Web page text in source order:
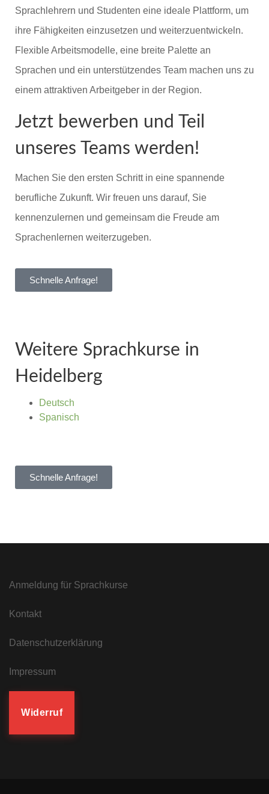
Sprachlehrern und Studenten eine ideale Plattform, um
ihre Fähigkeiten einzusetzen und weiterzuentwickeln.
Flexible Arbeitsmodelle, eine breite Palette an
Sprachen und ein unterstützendes Team machen uns zu
einem attraktiven Arbeitgeber in der Region.
Jetzt bewerben und Teil
unseres Teams werden!
Machen Sie den ersten Schritt in eine spannende
berufliche Zukunft. Wir freuen uns darauf, Sie
kennenzulernen und gemeinsam die Freude am
Sprachenlernen weiterzugeben.
Schnelle Anfrage!
Weitere Sprachkurse in
Heidelberg
Deutsch
Spanisch
Schnelle Anfrage!
Anmeldung für Sprachkurse
Kontakt
Datenschutzerklärung
Impressum
Widerruf